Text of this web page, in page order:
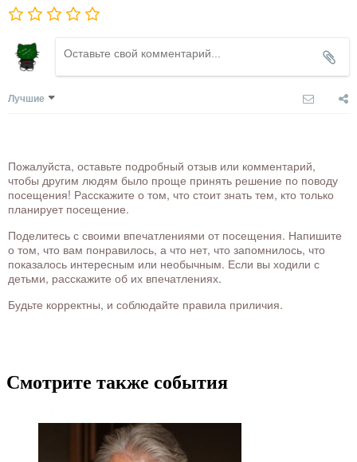
Лучшие
Пожалуйста, оставьте подробный отзыв или комментарий,
чтобы другим людям было проще принять решение по поводу
посещения! Расскажите о том, что стоит знать тем, кто только
планирует посещение.
Поделитесь с своими впечатлениями от посещения. Напишите
о том, что вам понравилось, а что нет, что запомнилось, что
показалось интересным или необычным. Если вы ходили с
детьми, расскажите об их впечатлениях.
Будьте корректны, и соблюдайте правила приличия.
Смотрите также события